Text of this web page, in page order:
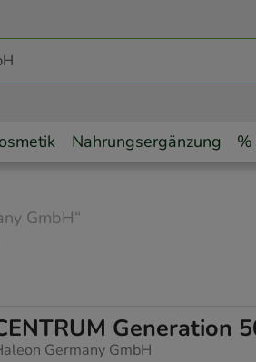
Nahrungsergänzung
GmbH“
Generation
Germany GmbH